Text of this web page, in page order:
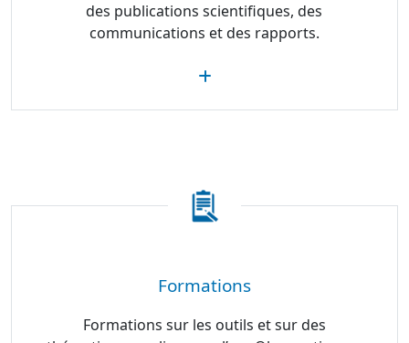
des publications scientifiques, des
communications et des rapports.
Formations
Formations sur les outils et sur des